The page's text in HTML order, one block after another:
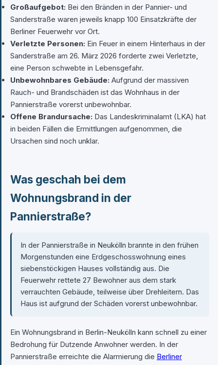
Großaufgebot: Bei den Bränden in der Pannier- und
Sanderstraße waren jeweils knapp 100 Einsatzkräfte der
Berliner Feuerwehr vor Ort.
Verletzte Personen: Ein Feuer in einem Hinterhaus in der
Sanderstraße am 26. März 2026 forderte zwei Verletzte,
eine Person schwebte in Lebensgefahr.
Unbewohnbares Gebäude: Aufgrund der massiven
Rauch- und Brandschäden ist das Wohnhaus in der
Pannierstraße vorerst unbewohnbar.
Offene Brandursache: Das Landeskriminalamt (LKA) hat
in beiden Fällen die Ermittlungen aufgenommen, die
Ursachen sind noch unklar.
Was geschah bei dem
Wohnungsbrand in der
Pannierstraße?
In der Pannierstraße in Neukölln brannte in den frühen
Morgenstunden eine Erdgeschosswohnung eines
siebenstöckigen Hauses vollständig aus. Die
Feuerwehr rettete 27 Bewohner aus dem stark
verrauchten Gebäude, teilweise über Drehleitern. Das
Haus ist aufgrund der Schäden vorerst unbewohnbar.
Ein Wohnungsbrand in Berlin-Neukölln kann schnell zu einer
Bedrohung für Dutzende Anwohner werden. In der
Pannierstraße erreichte die Alarmierung die Berliner